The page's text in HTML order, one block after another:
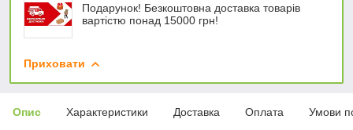
Подарунок! Безкоштовна доставка товарів
вартістю понад 15000 грн!
Приховати
Опис Характеристики Доставка Оплата Умови